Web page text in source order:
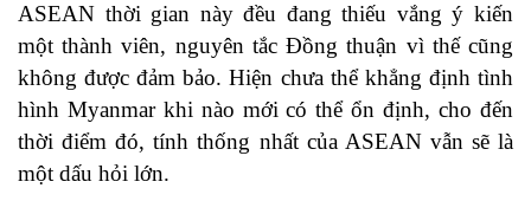
ASEAN thời gian này đều đang thiếu vắng ý kiến
một thành viên, nguyên tắc Đồng thuận vì thế cũng
không được đảm bảo. Hiện chưa thể khẳng định tình
hình Myanmar khi nào mới có thể ổn định, cho đến
thời điểm đó, tính thống nhất của ASEAN vẫn sẽ là
một dấu hỏi lớn.